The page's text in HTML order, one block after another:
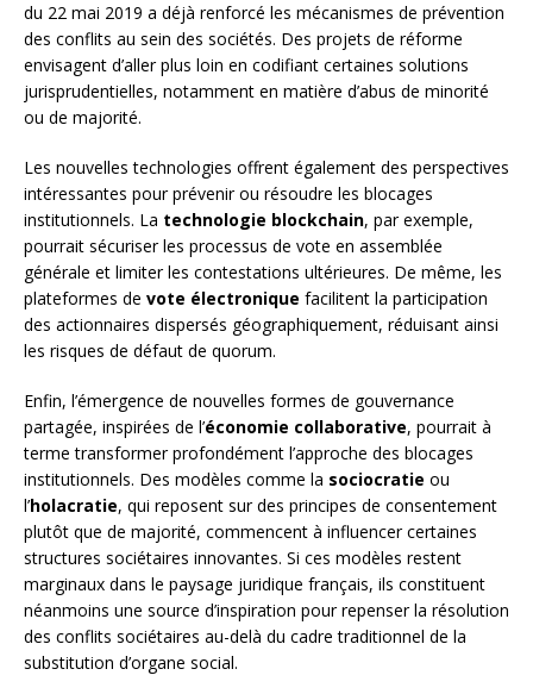
du 22 mai 2019 a déjà renforcé les mécanismes de prévention
des conflits au sein des sociétés. Des projets de réforme
envisagent d’aller plus loin en codifiant certaines solutions
jurisprudentielles, notamment en matière d’abus de minorité
ou de majorité.
Les nouvelles technologies offrent également des perspectives
intéressantes pour prévenir ou résoudre les blocages
institutionnels. La technologie blockchain, par exemple,
pourrait sécuriser les processus de vote en assemblée
générale et limiter les contestations ultérieures. De même, les
plateformes de vote électronique facilitent la participation
des actionnaires dispersés géographiquement, réduisant ainsi
les risques de défaut de quorum.
Enfin, l’émergence de nouvelles formes de gouvernance
partagée, inspirées de l’économie collaborative, pourrait à
terme transformer profondément l’approche des blocages
institutionnels. Des modèles comme la sociocratie ou
l’holacratie, qui reposent sur des principes de consentement
plutôt que de majorité, commencent à influencer certaines
structures sociétaires innovantes. Si ces modèles restent
marginaux dans le paysage juridique français, ils constituent
néanmoins une source d’inspiration pour repenser la résolution
des conflits sociétaires au-delà du cadre traditionnel de la
substitution d’organe social.